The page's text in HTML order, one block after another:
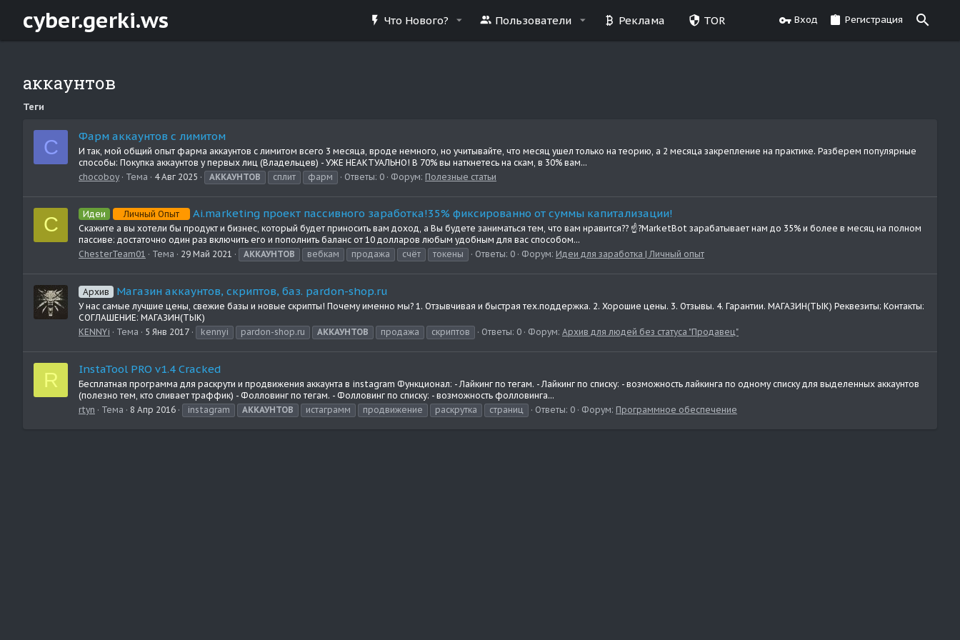
cyber.gerki.ws Что Нового? Пользователи Реклама TOR Вход Регистрация
аккаунтов
Теги
C Фарм аккаунтов с лимитом
И так, мой общий опыт фарма аккаунтов с лимитом всего 3 месяца, вроде немного, но учитывайте, что месяц ушел только на теорию, а 2 месяца закрепление на практике. Разберем популярные
способы: Покупка аккаунтов у первых лиц (Владельцев) - УЖЕ НЕАКТУАЛЬНО! В 70% вы наткнетесь на скам, в 30% вам...
chocoboy
Тема 4 Авг 2025 АККАУНТОВ сплит фарм Ответы: 0 Форум: Полезные статьи
C Идеи Личный Опыт Ai.marketing проект пассивного заработка!35% фиксированно от суммы капитализации!
Скажите а вы хотели бы продукт и бизнес, который будет приносить вам доход, а Вы будете заниматься тем, что вам нравится?? ☝?MarketBot зарабатывает нам до 35% и более в месяц на полном
пассиве: достаточно один раз включить его и пополнить баланс от 10 долларов любым удобным для вас способом...
ChesterTeam01
Тема 29 Май 2021 АККАУНТОВ вебкам продажа счёт токены Ответы: 0 Форум: Идеи для заработка | Личный опыт
Архив Магазин аккаунтов, скриптов, баз. pardon-shop.ru
У нас самые лучшие цены, свежие базы и новые скрипты! Почему именно мы? 1. Отзывчивая и быстрая тех.поддержка. 2. Хорошие цены. 3. Отзывы. 4. Гарантии. МАГАЗИН(ТЫК) Реквезиты; Контакты:
СОГЛАШЕНИЕ: МАГАЗИН(ТЫК)
KENNYi
Тема 5 Янв 2017 kennyi pardon-shop.ru АККАУНТОВ продажа скриптов Ответы: 0 Форум: Архив для людей без статуса "Продавец"
R InstaTool PRO v1.4 Cracked
Бесплатная программа для раскрути и продвижения аккаунта в instagram Функционал: - Лайкинг по тегам. - Лайкинг по списку: - возможность лайкинга по одному списку для выделенных аккаунтов
(полезно тем, кто сливает траффик) - Фолловинг по тегам. - Фолловинг по списку: - возможность фолловинга...
rtyn
Тема 8 Апр 2016 instagram АККАУНТОВ истаграмм продвижение раскрутка страниц Ответы: 0 Форум: Программное обеспечение